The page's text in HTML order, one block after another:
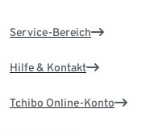
Service-Bereich
Hilfe & Kontakt
Tchibo Online-Konto